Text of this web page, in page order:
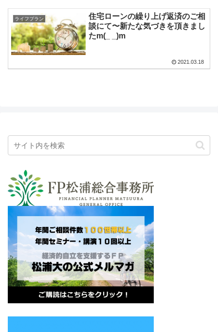
ライフプラン
住宅ローンの繰り上げ返済のご相
談にて〜新たな気づきを頂きまし
たm(_ _)m
2021.03.18